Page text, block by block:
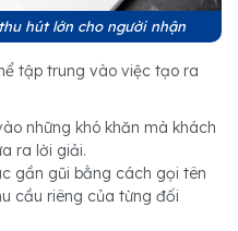
hút lớn cho người nhận
tập trung vào việc tạo ra
những khó khăn mà khách
ra lời giải.
gần gũi bằng cách gọi tên
cầu riêng của từng đối